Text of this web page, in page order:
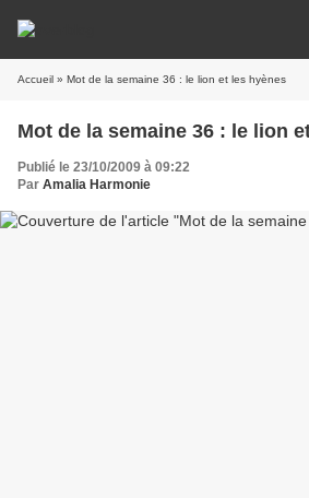
Accueil » Mot de la semaine 36 : le lion et les hyènes
Mot de la semaine 36 : le lion
Publié le 23/10/2009 à 09:22
Par Amalia Harmonie